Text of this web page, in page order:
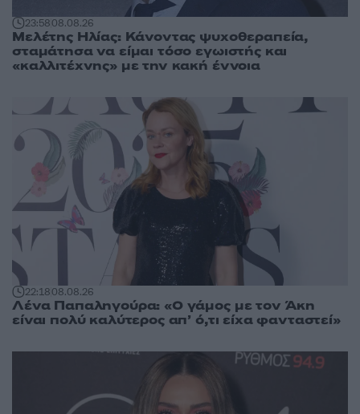
23:5808.08.26
Μελέτης Ηλίας: Κάνοντας ψυχοθεραπεία,
σταμάτησα να είμαι τόσο εγωιστής και
«καλλιτέχνης» με την κακή έννοια
22:1808.08.26
Λένα Παπαληγούρα: «Ο γάμος με τον Άκη
είναι πολύ καλύτερος απ’ ό,τι είχα φανταστεί»